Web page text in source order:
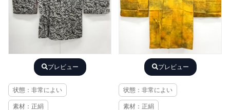
プレビュー
状態：非常によい
素材：正絹
プレビュー
状態：非常によい
素材：正絹